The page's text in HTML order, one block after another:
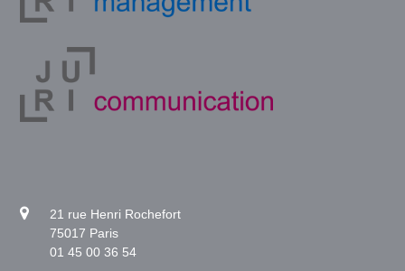
21 rue Henri Rochefort
75017 Paris
01 45 00 36 54